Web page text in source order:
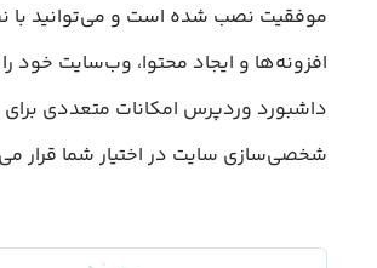
موفقیت نصب شده است و می‌توانید با
افزونه‌ها و ایجاد محتوا، وب‌سایت خود
داشبورد وردپرس امکانات متعددی
شخصی‌سازی سایت در اختیار شما قرار